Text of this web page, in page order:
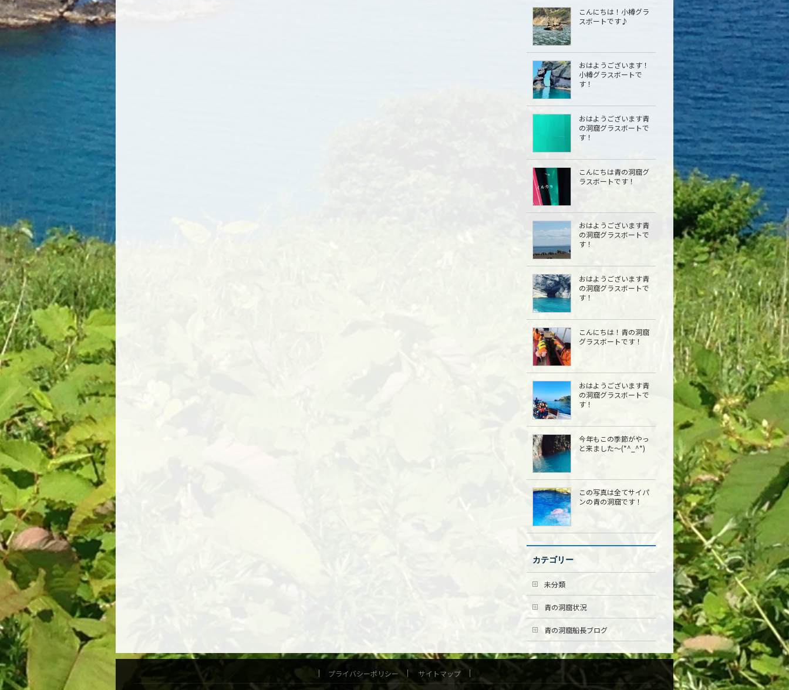
こんにちは！小樽グラ
スボートです♪
おはようございます！
小樽グラスボートで
す！
おはようございます青
の洞窟グラスボートで
す！
こんにちは青の洞窟グ
ラスボートです！
おはようございます青
の洞窟グラスボートで
す！
おはようございます青
の洞窟グラスボートで
す！
こんにちは︎！青の洞窟
グラスボートです！
おはようございます青
の洞窟グラスボートで
す！
今年もこの季節がやっ
と来ました〜(*^_^*)
この写真は全てサイパ
ンの青の洞窟です！
カテゴリー
未分類
青の洞窟状況
青の洞窟船長ブログ
プライバシーポリシー サイトマップ